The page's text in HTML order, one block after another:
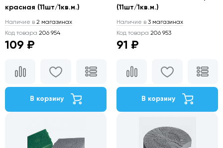
красная (11шт/1кв.м.)
Наличие в 2 магазинах
Код товара 206 954
109 ₽
В корзину
(11шт/1кв.м.)
Наличие в 3 магазинах
Код товара 206 953
91 ₽
В корзину